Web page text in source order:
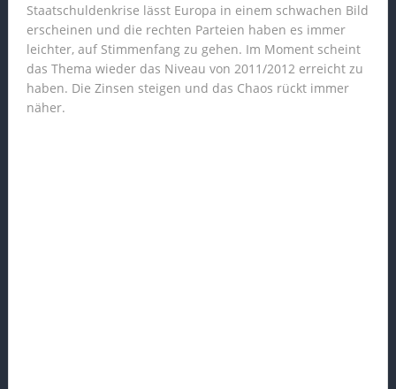
Staatschuldenkrise lässt Europa in einem schwachen Bild
erscheinen und die rechten Parteien haben es immer
leichter, auf Stimmenfang zu gehen. Im Moment scheint
das Thema wieder das Niveau von 2011/2012 erreicht zu
haben. Die Zinsen steigen und das Chaos rückt immer
näher.